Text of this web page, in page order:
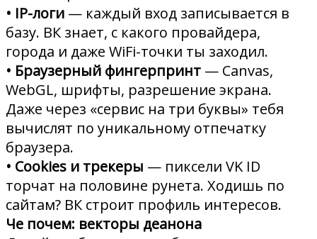
• IP-логи — каждый вход записывается в
базу. ВК знает, с какого провайдера,
города и даже WiFi-точки ты заходил.
• Браузерный фингерпринт — Canvas,
WebGL, шрифты, разрешение экрана.
Даже через «сервис на три буквы» тебя
вычислят по уникальному отпечатку
браузера.
• Cookies и трекеры — пиксели VK ID
торчат на половине рунета. Ходишь по
сайтам? ВК строит профиль интересов.
Че почем: векторы деанона